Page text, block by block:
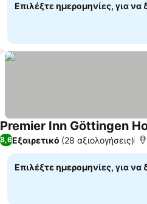
Επιλέξτε ημερομηνίες, για να
Premier Inn Göttingen
8,6Εξαιρετικό (28 αξιολογήσεις)
Επιλέξτε ημερομηνίες, για να